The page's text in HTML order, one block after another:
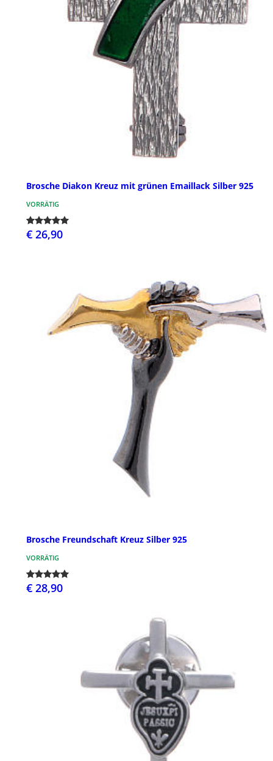
Brosche Diakon Kreuz mit grünen Emaillack Silber 925
VORRÄTIG
€ 26,90
Brosche Freundschaft Kreuz Silber 925
VORRÄTIG
€ 28,90